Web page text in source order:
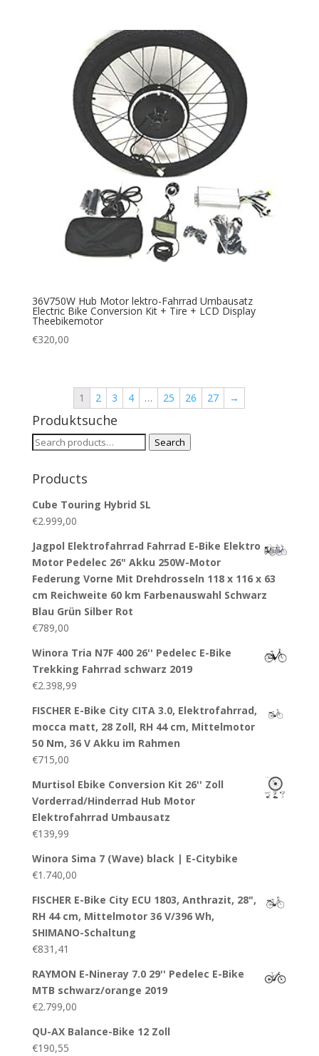
36V750W Hub Motor lektro-Fahrrad Umbausatz
Electric Bike Conversion Kit + Tire + LCD Display
Theebikemotor
€320,00
1 2 3 4 … 25 26 27 →
Produktsuche
Search
Search
Products
Cube Touring Hybrid SL
€2.999,00
Jagpol Elektrofahrrad Fahrrad E-Bike Elektro
Motor Pedelec 26" Akku 250W-Motor
Federung Vorne Mit Drehdrosseln 118 x 116 x 63
cm Reichweite 60 km Farbenauswahl Schwarz
Blau Grün Silber Rot
€789,00
Winora Tria N7F 400 26'' Pedelec E-Bike
Trekking Fahrrad schwarz 2019
€2.398,99
FISCHER E-Bike City CITA 3.0, Elektrofahrrad,
mocca matt, 28 Zoll, RH 44 cm, Mittelmotor
50 Nm, 36 V Akku im Rahmen
€715,00
Murtisol Ebike Conversion Kit 26'' Zoll
Vorderrad/Hinderrad Hub Motor
Elektrofahrrad Umbausatz
€139,99
Winora Sima 7 (Wave) black | E-Citybike
€1.740,00
FISCHER E-Bike City ECU 1803, Anthrazit, 28",
RH 44 cm, Mittelmotor 36 V/396 Wh,
SHIMANO-Schaltung
€831,41
RAYMON E-Nineray 7.0 29'' Pedelec E-Bike
MTB schwarz/orange 2019
€2.799,00
QU-AX Balance-Bike 12 Zoll
€190,55